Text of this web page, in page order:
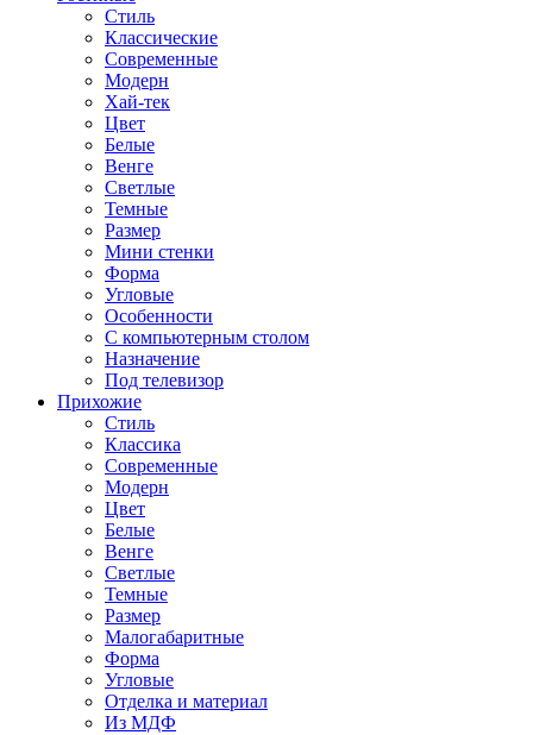
Стиль
Классические
Современные
Модерн
Хай-тек
Цвет
Белые
Венге
Светлые
Темные
Размер
Мини стенки
Форма
Угловые
Особенности
С компьютерным столом
Назначение
Под телевизор
Прихожие
Стиль
Классика
Современные
Модерн
Цвет
Белые
Венге
Светлые
Темные
Размер
Малогабаритные
Форма
Угловые
Отделка и материал
Из МДФ